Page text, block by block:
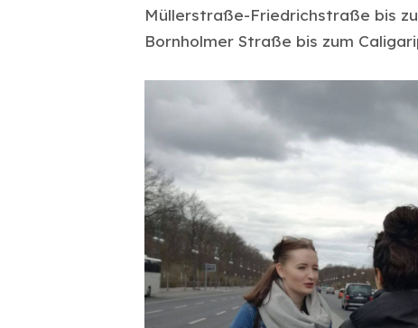
Müllerstraße-Friedrichstraße bis
Bornholmer Straße bis zum